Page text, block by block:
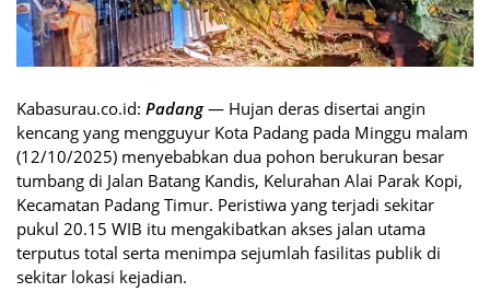
Kabasurau.co.id: Padang— Hujan deras disertai angin
kencang yang mengguyur Kota Padang pada Minggu malam
(12/10/2025) menyebabkan dua pohon berukuran besar
tumbang di Jalan Batang Kandis, Kelurahan Alai Parak Kopi,
Kecamatan Padang Timur. Peristiwa yang terjadi sekitar
pukul 20.15 WIB itu mengakibatkan akses jalan utama
terputus total serta menimpa sejumlah fasilitas publik di
sekitar lokasi kejadian.